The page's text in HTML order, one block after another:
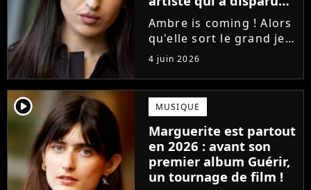
des radars, "c'est un
génie"
Ambre is coming ! Alors
qu'elle sort le grand jeu
cette semaine en
publiant son premier
single J'me demande, la
gagnante de la Star
Academy affiche
clairement ses
ambitions. Son rêve...
4 juin 2026
player2 MUSIQUE
Marguerite est partout
en 2026 : avant son
premier album Guérir,
un tournage de film !